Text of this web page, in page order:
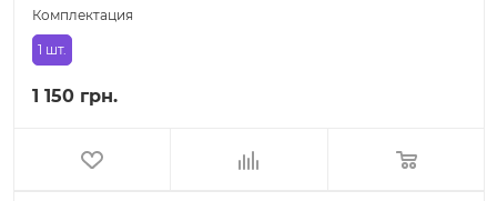
Комплектация
1 шт.
1 150 грн.